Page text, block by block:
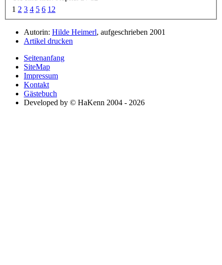
1 2 3 4 5 6 12
Autorin: Hilde Heimerl, aufgeschrieben 2001
Artikel drucken
Seitenanfang
SiteMap
Impressum
Kontakt
Gästebuch
Developed by © HaKenn 2004 - 2026